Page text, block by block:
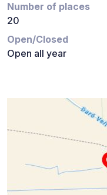
Number of places
20
Open/Closed
Open all year